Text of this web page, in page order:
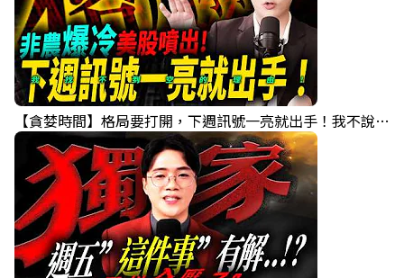
【貪婪時間】格局要打開，下週訊號一亮就出手！我不說的話還真一堆人不知道！｜錢進大趨勢 Mr.智霖 陳 2026/08/08